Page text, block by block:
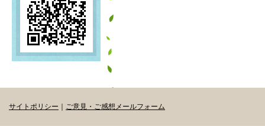
サイトポリシー ご意見・ご感想メールフォーム